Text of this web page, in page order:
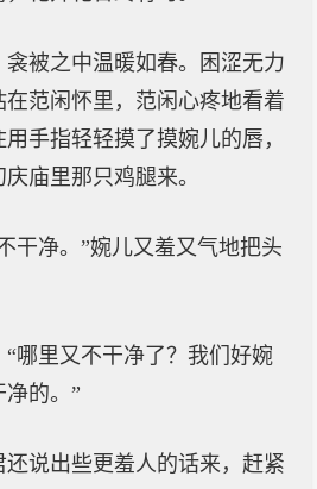
衾被之中温暖如春。困涩无力
范闲怀里，范闲心疼地看着
手指轻轻摸了摸婉儿的唇，
庙里那只鸡腿来。
净。”婉儿又羞又气地把头
哪里又不干净了？我们好婉
的。”
说出些更羞人的话来，赶紧